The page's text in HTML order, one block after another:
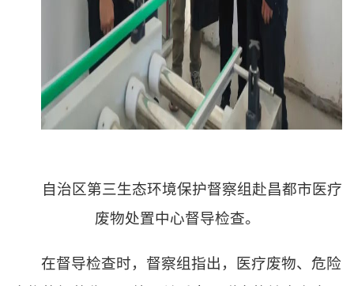
自治区第三生态环境保护督察组赴昌都市医疗
废物处置中心督导检查。
在督导检查时，督察组指出，医疗废物、危险